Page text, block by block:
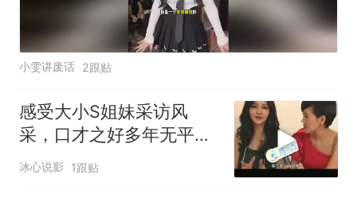
小雯讲废话 2跟贴
感受大小S姐妹采访风
采，口才之好多年无平
替，魅力展现令人折服
冰心说影 1跟贴